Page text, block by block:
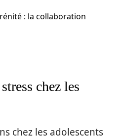
: la collaboration
chez les
chez les adolescents